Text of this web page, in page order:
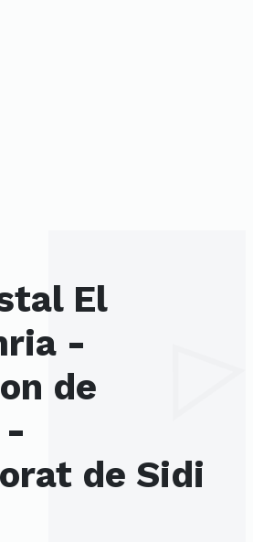
El
-
de
-
de Sidi